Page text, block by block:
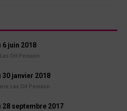
6 juin 2018
Dit Peisson
30 janvier 2018
Las Dit Peisson
28 septembre 2017